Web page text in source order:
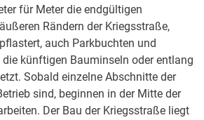
für Meter die endgültigen
Rändern der Kriegsstraße,
auch Parkbuchten und
künftigen Bauminseln oder entlang
Sobald einzelne Abschnitte der
sind, beginnen in der Mitte der
Der Bau der Kriegsstraße liegt